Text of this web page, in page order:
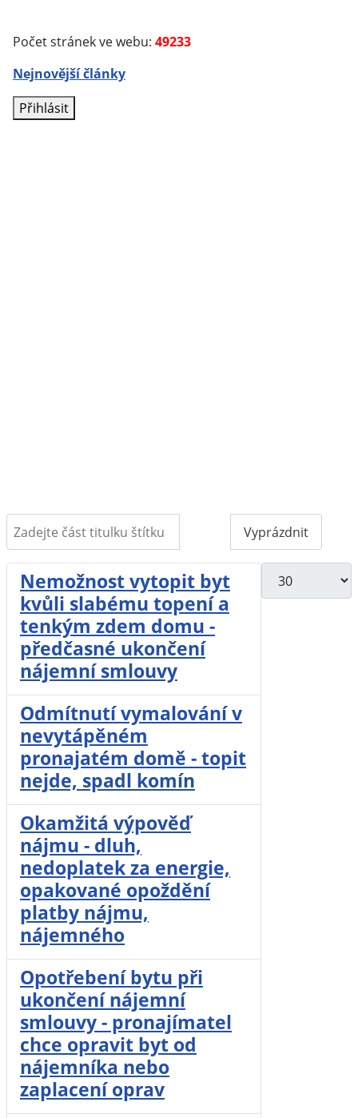
Počet stránek ve webu: 49233
Nejnovější články
Přihlásit
Zadejte část titulku štítku
Vyprázdnit
Nemožnost vytopit byt
kvůli slabému topení a
tenkým zdem domu -
předčasné ukončení
nájemní smlouvy
Odmítnutí vymalování v
nevytápěném
pronajatém domě - topit
nejde, spadl komín
Okamžitá výpověď
nájmu - dluh,
nedoplatek za energie,
opakované opoždění
platby nájmu,
nájemného
Opotřebení bytu při
ukončení nájemní
smlouvy - pronajímatel
chce opravit byt od
nájemníka nebo
zaplacení oprav